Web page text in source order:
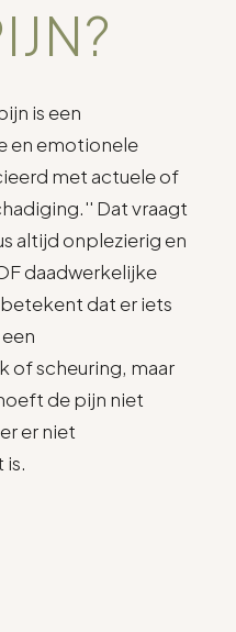
is een
en emotionele
met actuele of
Dat vraagt
altijd onplezierig en
daadwerkelijke
dat er iets
of scheuring, maar
de pijn niet
er niet
is.